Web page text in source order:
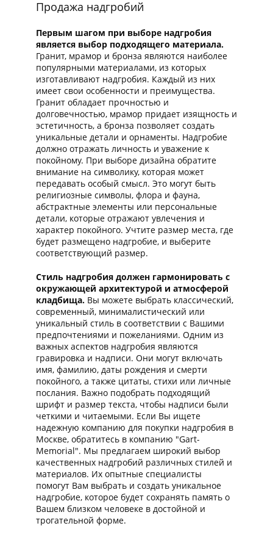
Продажа надгробий
Первым шагом при выборе надгробия
является выбор подходящего материала.
Гранит, мрамор и бронза являются наиболее
популярными материалами, из которых
изготавливают надгробия. Каждый из них
имеет свои особенности и преимущества.
Гранит обладает прочностью и
долговечностью, мрамор придает изящность и
эстетичность, а бронза позволяет создать
уникальные детали и орнаменты. Надгробие
должно отражать личность и уважение к
покойному. При выборе дизайна обратите
внимание на символику, которая может
передавать особый смысл. Это могут быть
религиозные символы, флора и фауна,
абстрактные элементы или персональные
детали, которые отражают увлечения и
характер покойного. Учтите размер места, где
будет размещено надгробие, и выберите
соответствующий размер.
Стиль надгробия должен гармонировать с
окружающей архитектурой и атмосферой
кладбища. Вы можете выбрать классический,
современный, минималистический или
уникальный стиль в соответствии с Вашими
предпочтениями и пожеланиями. Одним из
важных аспектов надгробия являются
гравировка и надписи. Они могут включать
имя, фамилию, даты рождения и смерти
покойного, а также цитаты, стихи или личные
послания. Важно подобрать подходящий
шрифт и размер текста, чтобы надписи были
четкими и читаемыми. Если Вы ищете
надежную компанию для покупки надгробия в
Москве, обратитесь в компанию "Gart-
Memorial". Мы предлагаем широкий выбор
качественных надгробий различных стилей и
материалов. Их опытные специалисты
помогут Вам выбрать и создать уникальное
надгробие, которое будет сохранять память о
Вашем близком человеке в достойной и
трогательной форме.